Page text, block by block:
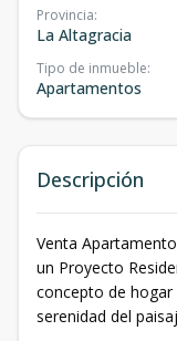
Provincia:
La Altagracia
Tipo de inmueble:
Apartamentos
Descripción
Venta
un Proyecto
concepto de hogar
serenidad del